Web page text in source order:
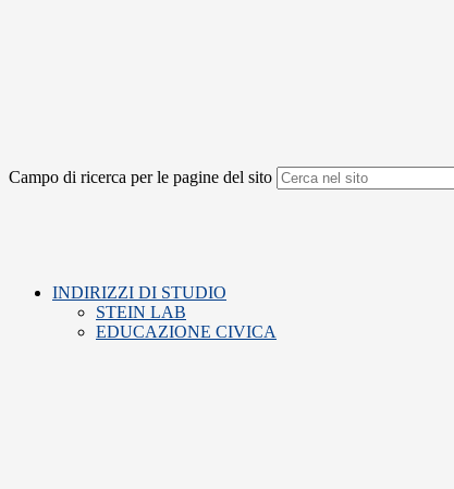
Campo di ricerca per le pagine del sito
INDIRIZZI DI STUDIO
STEIN LAB
EDUCAZIONE CIVICA